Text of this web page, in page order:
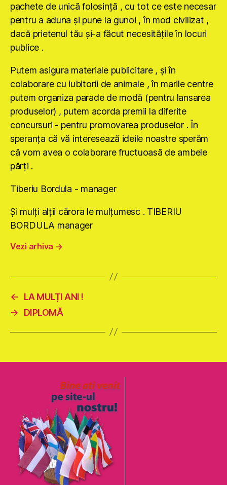
pachete de unică folosinţă , cu tot ce este necesar
pentru a aduna şi pune la gunoi , în mod civilizat ,
dacă prietenul tău şi-a făcut necesităţile în locuri
publice .
Putem asigura materiale publicitare , şi în
colaborare cu iubitorii de animale , în marile centre
putem organiza parade de modă (pentru lansarea
produselor) , putem acorda premii la diferite
concursuri - pentru promovarea produselor . În
speranţa că vă interesează ideile noastre sperăm
că vom avea o colaborare fructuoasă de ambele
părţi .
Tiberiu Bordula - manager
Şi mulţi alţii cărora le mulţumesc . TIBERIU
BORDULA manager
Vezi arhiva →
←
LA MULȚI ANI !
→
DIPLOMĂ